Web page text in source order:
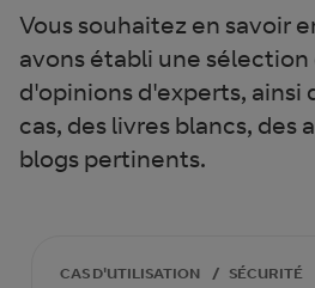
Vous souhaitez en savoir
avons établi une sélection
d'opinions d'experts, ainsi
cas, des livres blancs, des
blogs pertinents.
CAS D'UTILISATION / SÉCURITÉ